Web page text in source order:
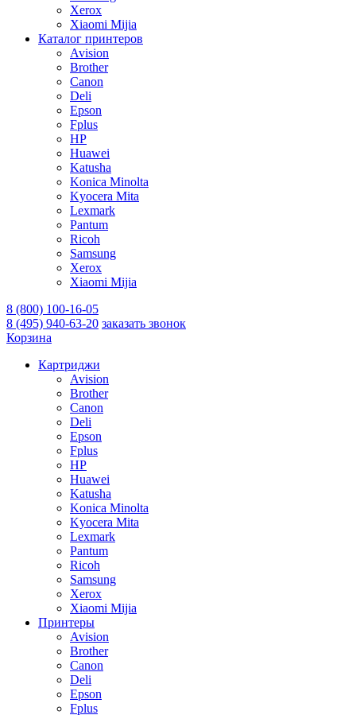
Xerox
Xiaomi Mijia
Каталог принтеров
Avision
Brother
Canon
Deli
Epson
Fplus
HP
Huawei
Katusha
Konica Minolta
Kyocera Mita
Lexmark
Pantum
Ricoh
Samsung
Xerox
Xiaomi Mijia
8 (800) 100-16-05
8 (495) 940-63-20 заказать звонок
Корзина
Картриджи
Avision
Brother
Canon
Deli
Epson
Fplus
HP
Huawei
Katusha
Konica Minolta
Kyocera Mita
Lexmark
Pantum
Ricoh
Samsung
Xerox
Xiaomi Mijia
Принтеры
Avision
Brother
Canon
Deli
Epson
Fplus